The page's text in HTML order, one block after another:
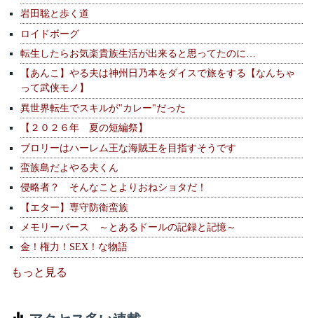
岩田聡と歩く道
ロイドボーグ
転生したらお気楽貴族生活が出来ると思ってたのに…
【あんこ】やる夫は神州日乃本をダイスで旅をする【なんちゃ
って武侠モノ】
異世界転生でスキルが"カレー"だった
【２０２６年 夏の短編祭】
ブロリーはハーレム王な海賊王を目指すそうです
蛮族島だよやる夫くん
侵略者？ そんなことよりおねショタだ！
【エター】専守防衛蛮族
メモリーバース ～とあるドールの記録と記憶～
金！権力！SEX！な物語
もっと見る